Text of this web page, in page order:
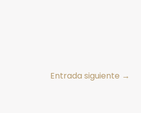
Entrada siguiente →